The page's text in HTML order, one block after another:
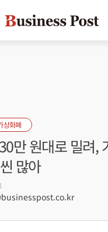
상화폐
만 원대로 밀려,
많아